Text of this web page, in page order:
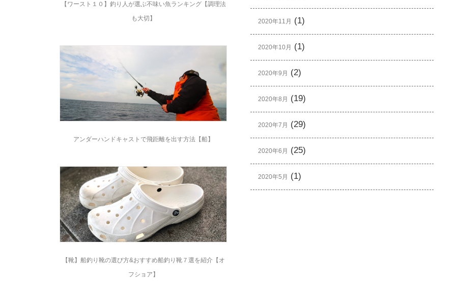
【ワースト１０】釣り人が選ぶ不味い魚ランキング【調理法
も大切】
アンダーハンドキャストで飛距離を出す方法【船】
【靴】船釣り靴の選び方&おすすめ船釣り靴７選を紹介【オ
フショア】
2020年11月 (1)
2020年10月 (1)
2020年9月 (2)
2020年8月 (19)
2020年7月 (29)
2020年6月 (25)
2020年5月 (1)